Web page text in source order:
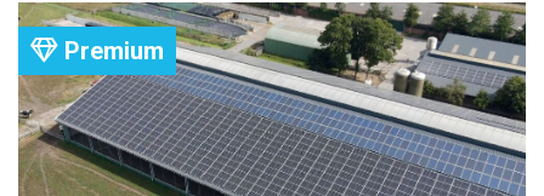
Premium